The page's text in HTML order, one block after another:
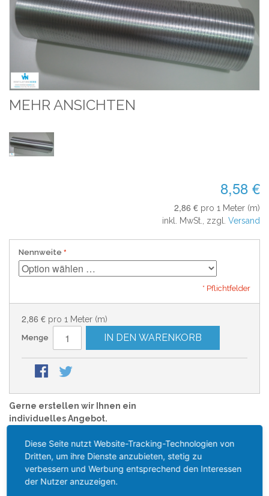
MEHR ANSICHTEN
8,58 €
2,86 € pro 1 Meter (m)
inkl. MwSt., zzgl. Versand
Nennweite
* Pflichtfelder
2,86 € pro 1 Meter (m)
Menge IN DEN WARENKORB
Gerne erstellen wir Ihnen ein
individuelles Angebot.
Artikelnummer: FE
AUF LAGER
Lieferzeit: Sofort versandfertig, Lieferzeit
ca. 1-3 Werktage*
Diese Seite nutzt Website-Tracking-Technologien von
Dritten, um ihre Dienste anzubieten, stetig zu
verbessern und Werbung entsprechend den Interessen
der Nutzer anzuzeigen.